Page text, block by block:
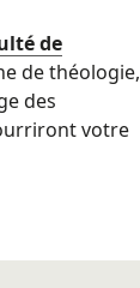
de
de théologie,
des
votre